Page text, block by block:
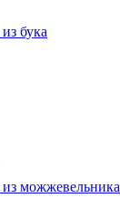
бука
можжевельника